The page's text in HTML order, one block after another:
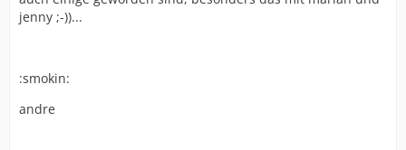
jenny ;-))...
:smokin:
andre